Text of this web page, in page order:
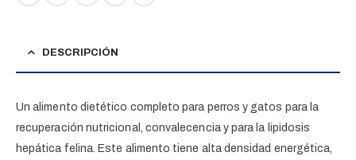
DESCRIPCIÓN
Un alimento dietético completo para perros y gatos para la
recuperación nutricional, convalecencia y para la lipidosis
hepática felina. Este alimento tiene alta densidad energética,